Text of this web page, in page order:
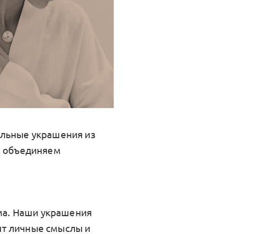
украшения из
объединяем
Наши украшения
личные смыслы и